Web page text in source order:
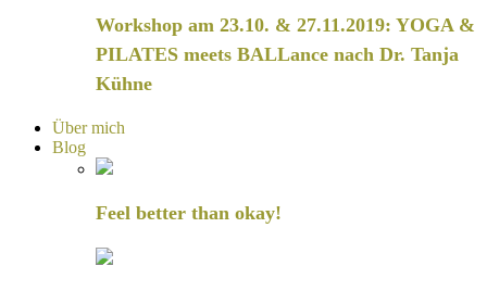
Workshop am 23.10. & 27.11.2019: YOGA &
PILATES meets BALLance nach Dr. Tanja
Kühne
Über mich
Blog
Feel better than okay!